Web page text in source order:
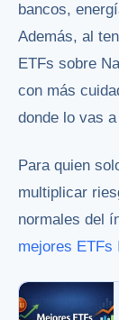
bancos,
Además, al
ETFs sobre
con más
donde lo vas
Para quien
multiplicar
normales del
mejores ETFs